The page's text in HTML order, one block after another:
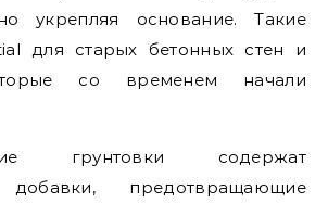
укрепляя основание. Такие
для старых бетонных стен и
со временем начали
грунтовки содержат
добавки, предотвращающие